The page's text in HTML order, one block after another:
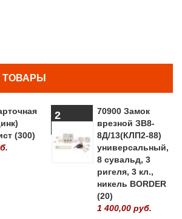
(300)
2
70900 Замок
врезной ЗВ8-
8Д/13(КЛП2-88)
универсальный,
8 сувальд, 3
ригеля, 3 кл.,
никель BORDER
(20)
1 400,00 руб.